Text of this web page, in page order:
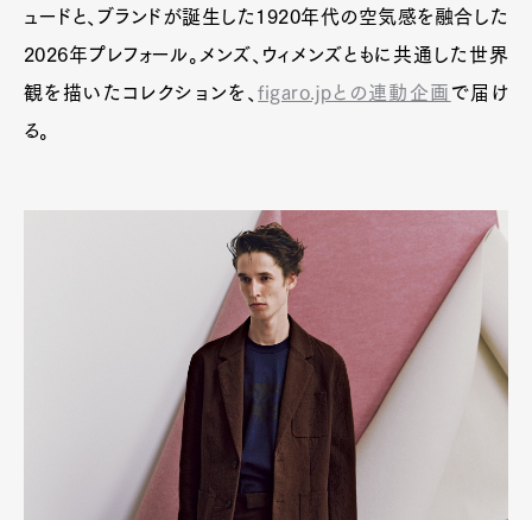
ュードと、ブランドが誕生した1920年代の空気感を融合した
2026年プレフォール。メンズ、ウィメンズともに共通した世界
観を描いたコレクションを、figaro.jpとの連動企画 で届け
る。